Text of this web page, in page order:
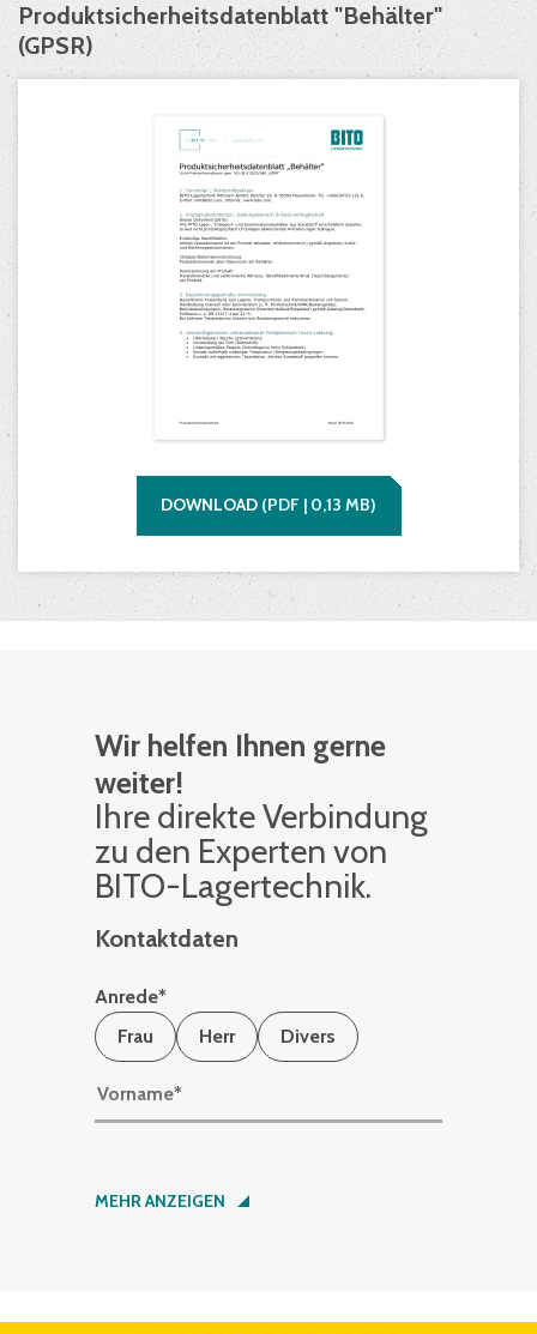
Produktsicherheitsdatenblatt "Behälter"
(GPSR)
DOWNLOAD (PDF | 0,13 MB)
Wir helfen Ihnen gerne
weiter!
Ihre di­rek­te Ver­bin­dung
zu den Ex­per­ten von
BITO-La­ger­tech­nik.
Kontaktdaten
Anrede*
Frau
Herr Divers
Vorname*
Nachname*
MEHR ANZEIGEN